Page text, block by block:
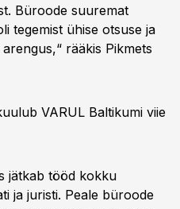
Büroode suuremat
tegemist ühise otsuse ja
rääkis Pikmets
VARUL Baltikumi viie
jätkab tööd kokku
ja juristi. Peale büroode